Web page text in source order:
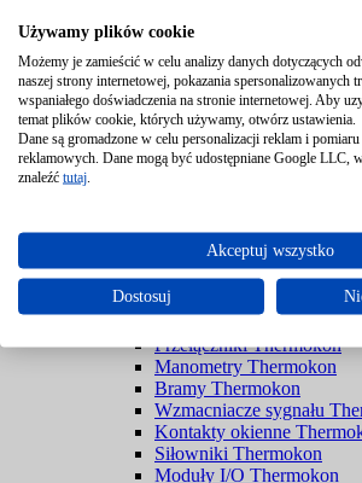
Czujniki ruchu
Czujniki pendulum
Czujniki sufitowe
Czujniki zewnętrzne
Czujniki kanałowe
Czujniki
Czujniki
Czujniki wycieku
Higrostaty Thermokon
Przetworniki Thermokon
Przełączniki Thermokon
Manometry Thermokon
Bramy Thermokon
Wzmacniacze sygnału
Kontakty okienne
Siłowniki Thermokon
Moduły I/O Thermokon
Używamy plików cookie
Możemy je zamieścić w celu analizy danych dotyczących
naszej strony internetowej, pokazania spersonalizowanych
wspaniałego doświadczenia na stronie internetowej. Aby
temat plików cookie, których używamy, otwórz ustawienia.
Dane są gromadzone w celu personalizacji reklam i
reklamowych. Dane mogą być udostępniane Google LLC,
znaleźć tutaj
Akceptuj wszystko
Dostosuj